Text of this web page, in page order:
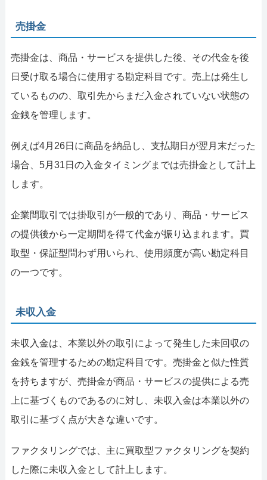
売掛金
売掛金は、商品・サービスを提供した後、その代金を後
日受け取る場合に使用する勘定科目です。売上は発生し
ているものの、取引先からまだ入金されていない状態の
金銭を管理します。
例えば4月26日に商品を納品し、支払期日が翌月末だった
場合、5月31日の入金タイミングまでは売掛金として計上
します。
企業間取引では掛取引が一般的であり、商品・サービス
の提供後から一定期間を得て代金が振り込まれます。買
取型・保証型問わず用いられ、使用頻度が高い勘定科目
の一つです。
未収入金
未収入金は、本業以外の取引によって発生した未回収の
金銭を管理するための勘定科目です。売掛金と似た性質
を持ちますが、売掛金が商品・サービスの提供による売
上に基づくものであるのに対し、未収入金は本業以外の
取引に基づく点が大きな違いです。
ファクタリングでは、主に買取型ファクタリングを契約
した際に未収入金として計上します。